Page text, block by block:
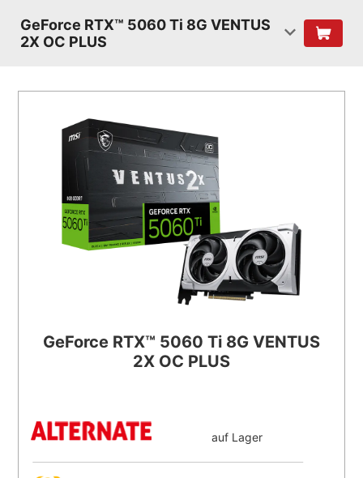
GeForce RTX™ 5060 Ti 8G VENTUS
2X OC PLUS
GeForce RTX™ 5060 Ti 8G VENTUS
2X OC PLUS
auf Lager